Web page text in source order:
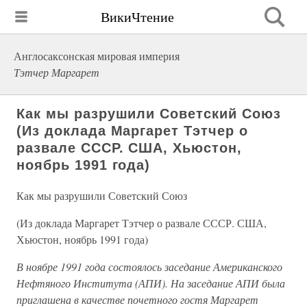
ВикиЧтение
Англосаксонская мировая империя
Тэтчер Маргарет
Как мы разрушили Советский Союз
(Из доклада Маргарет Тэтчер о
развале СССР. США, Хьюстон,
ноябрь 1991 года)
Как мы разрушили Советский Союз
(Из доклада Маргарет Тэтчер о развале СССР. США,
Хьюстон, ноябрь 1991 года)
В ноябре 1991 года состоялось заседание Американского
Нефтяного Института (АПИ). На заседание АПИ была
приглашена в качестве почетного гостя Маргарет